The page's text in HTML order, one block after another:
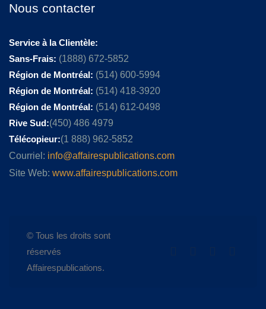
Nous contacter
Service à la Clientèle:
Sans-Frais: (1888) 672-5852
Région de Montréal: (514) 600-5994
Région de Montréal: (514) 418-3920
Région de Montréal: (514) 612-0498
Rive Sud:(450) 486 4979
Télécopieur:(1 888) 962-5852
Courriel: info@affairespublications.com
Site Web: www.affairespublications.com
© Tous les droits sont
réservés
Affairespublications.